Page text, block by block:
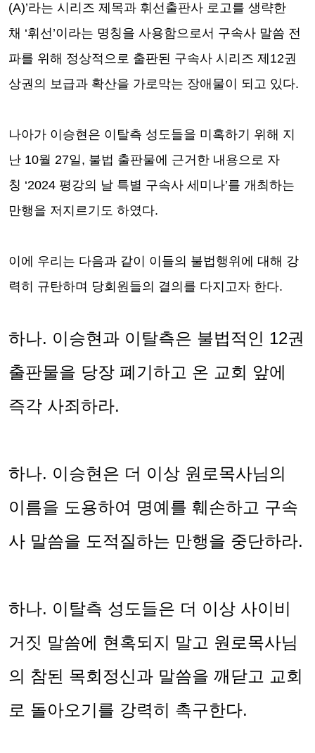
(A)’라는 시리즈 제목과 휘선출판사 로고를 생략한
채 ‘휘선’이라는 명칭을 사용함으로서 구속사 말씀 전
파를 위해 정상적으로 출판된 구속사 시리즈 제 12권
상권의 보급과 확산을 가로막는 장애물이 되고 있다.
나아가 이승현은 이탈측 성도들을 미혹하기 위해 지
난 10월 27일, 불법 출판물에 근거한 내용으로 자
칭 ‘2024 평강의 날 특별 구속사 세미나’를 개최하는
만행을 저지르기도 하였다.
이에 우리는 다음과 같이 이들의 불법행위에 대해 강
력히 규탄하며 당회원들의 결의를 다지고자 한다.
하나. 이승현과 이탈측은 불법적인 12권
출판물을 당장 폐기하고 온 교회 앞에
즉각 사죄하라.
하나. 이승현은 더 이상 원로목사님의
이름을 도용하여 명예를 훼손하고 구속
사 말씀을 도적질하는 만행을 중단하라.
하나. 이탈측 성도들은 더 이상 사이비
거짓 말씀에 현혹되지 말고 원로목사님
의 참된 목회정신과 말씀을 깨닫고 교회
로 돌아오기를 강력히 촉구한다.